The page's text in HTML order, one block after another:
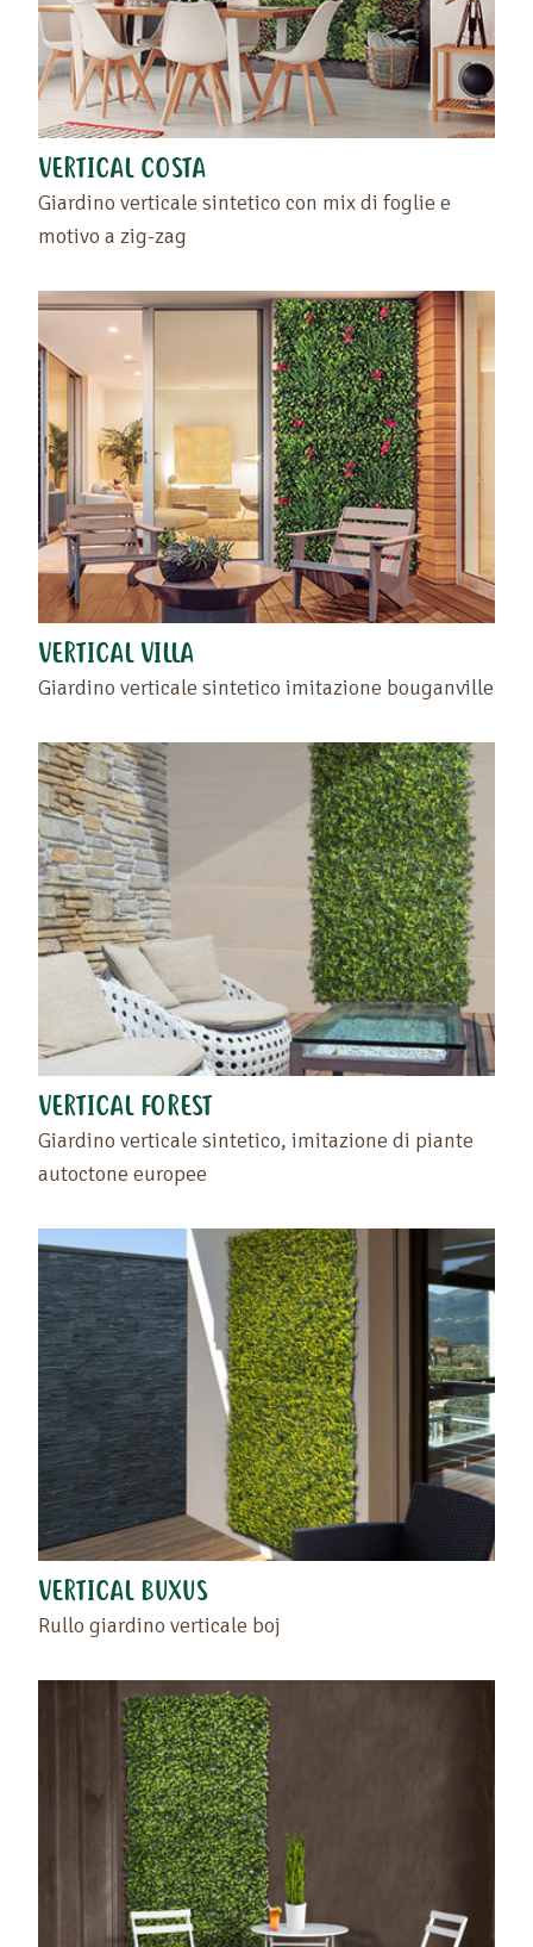
VERTICAL COSTA
Giardino verticale sintetico con mix di foglie e
motivo a zig-zag
VERTICAL VILLA
Giardino verticale sintetico imitazione bouganville
VERTICAL FOREST
Giardino verticale sintetico, imitazione di piante
autoctone europee
VERTICAL BUXUS
Rullo giardino verticale boj
Trascinate il prodotto o il rivenditore nello spazio
vuoto situato a sinistra di questo testo .
Ritrovate i vostri preferiti sulla pagina "I vostri
prodotti preferiti" o cliccando di nuovo sul cuore.